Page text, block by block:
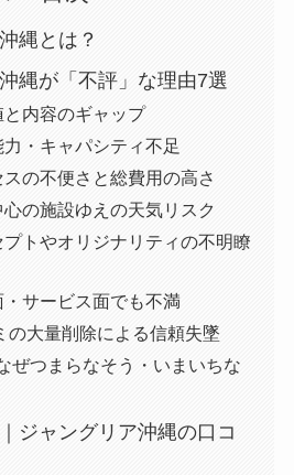
縄とは？
縄が「不評」な理由7選
と内容のギャップ
・キャパシティ不足
の不便さと総費用の高さ
の施設ゆえの天気リスク
トやオリジナリティの不明瞭
サービス面でも不満
の大量削除による信頼失墜
ぜつまらなそう・いまいちな
ジャングリア沖縄の口コ